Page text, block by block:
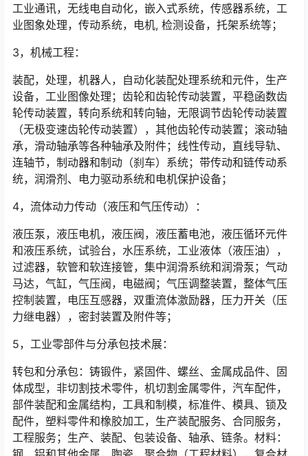
工业通讯，无线电自动化，嵌入式系统，传感器系统，工
业图象处理，传动系统，电机, 检测设备，托架系统等；
3，机械工程：
装配，处理，机器人，自动化装配处理系统和元件，生产
设备，工业图像处理；齿轮和齿轮传动装置，平稳函数齿
轮传动装置，转向系统和转向轴，无限调节齿轮传动装置
（无极变速齿轮传动装置），其他齿轮传动装置；滚动轴
承，滑动轴承等各种轴承及附件；线性传动，直线导轨、
连轴节，制动器和制动（刹车）系统；带传动和链传动系
统，润滑剂、电力驱动系统和电机保护设备；
4，流体动力传动（液压和气压传动）：
液压泵，液压电机，液压阀，液压蓄电池，液压循环元件
和液压系统，试验台，水压系统，工业液体（液压油），
过滤器，软管和软连接管，集中润滑系统和润滑泵；气动
马达，气缸，气压阀，电磁阀；气压调整装置，整体气压
控制装置，电压互感器，双重流体激励器，压力开关（压
力继电器），密封装置及附件等；
5，工业零部件与分承包技术展：
转包和分承包：铸锻件，紧固件、螺丝、金属成品件、固
体成型，非切割技术零件，机切割金属零件，汽车配件，
部件装配和金属结构，工具和制模，标准件、模具、锁及
配件，塑料零件和橡胶加工，生产装配服务、合同服务，
工程服务；生产、装配、包装设备、轴承、链条。材料：